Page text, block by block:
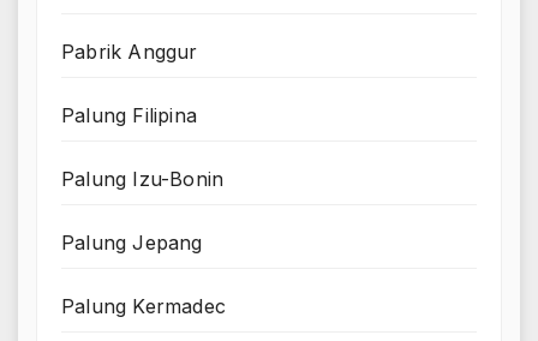
Pabrik Anggur
Palung Filipina
Palung Izu-Bonin
Palung Jepang
Palung Kermadec